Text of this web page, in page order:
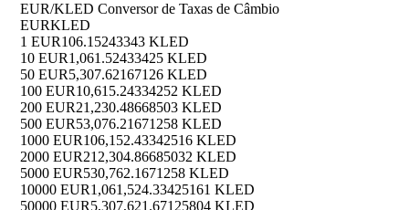
EUR/KLED Conversor de Taxas de Câmbio
EURKLED
1 EUR106.15243343 KLED
10 EUR1,061.52433425 KLED
50 EUR5,307.62167126 KLED
100 EUR10,615.24334252 KLED
200 EUR21,230.48668503 KLED
500 EUR53,076.21671258 KLED
1000 EUR106,152.43342516 KLED
2000 EUR212,304.86685032 KLED
5000 EUR530,762.1671258 KLED
10000 EUR1,061,524.33425161 KLED
50000 EUR5,307,621.67125804 KLED